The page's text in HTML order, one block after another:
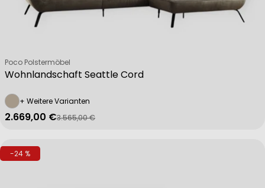
Wohnlandschaft Seattle Cord
Verkäufer:
Poco Polstermöbel
+ Weitere Varianten
Verkaufspreis
2.669,00 €
Regulärer Preis
3.565,00 €
-24 %